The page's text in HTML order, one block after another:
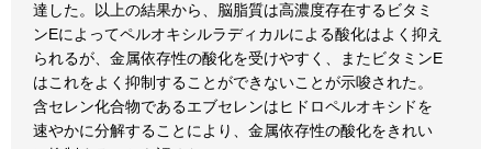
達した。以上の結果から、脳脂質は高濃度存在するビタミ
ンEによってペルオキシルラディカルによる酸化はよく抑え
られるが、金属依存性の酸化を受けやすく、またビタミンE
はこれをよく抑制することができないことが示唆された。
含セレン化合物であるエブセレンはヒドロペルオキシドを
速やかに分解することにより、金属依存性の酸化をきれい